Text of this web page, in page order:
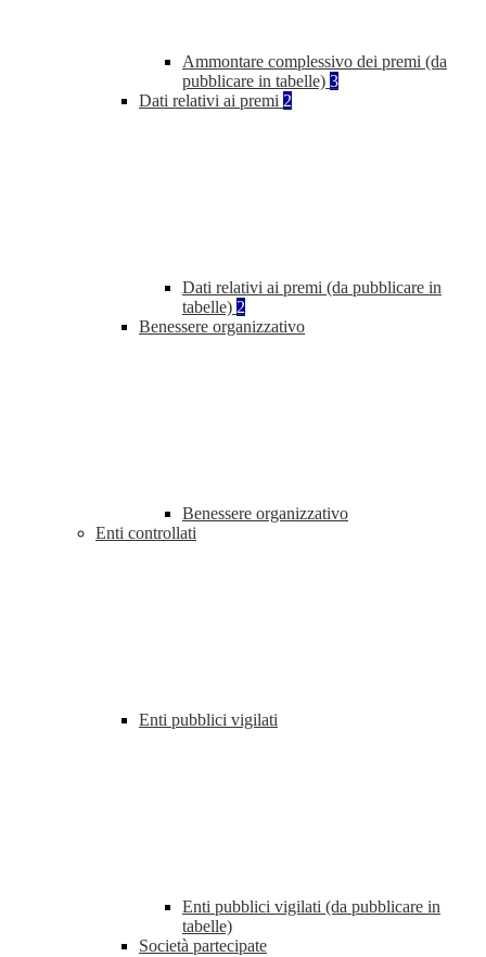
Ammontare complessivo dei premi (da
pubblicare in tabelle) 3
Dati relativi ai premi 2
Dati relativi ai premi (da pubblicare in
tabelle) 2
Benessere organizzativo
Benessere organizzativo
Enti controllati
Enti pubblici vigilati
Enti pubblici vigilati (da pubblicare in
tabelle)
Società partecipate